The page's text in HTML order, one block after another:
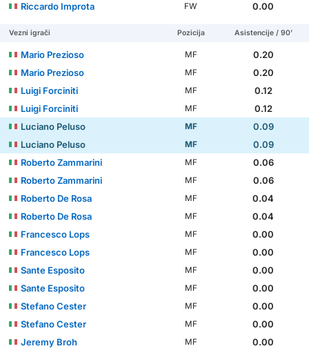
Riccardo Improta
FW 0.00
Vezni igrači Pozicija Asistencije / 90'
Mario Prezioso MF
0.20
Mario Prezioso
MF
0.20
Luigi Forciniti
MF
0.12
Luigi Forciniti
MF
0.12
Luciano Peluso
MF
0.09
Luciano Peluso
MF
0.09
Roberto Zammarini
MF
0.06
Roberto Zammarini
MF
0.06
Roberto De Rosa
MF
0.04
Roberto De Rosa
MF
0.04
Francesco Lops
MF
0.00
Francesco Lops
MF
0.00
Sante Esposito
MF
0.00
Sante Esposito
MF
0.00
Stefano Cester
MF
0.00
Stefano Cester
MF
0.00
Jeremy Broh
MF
0.00